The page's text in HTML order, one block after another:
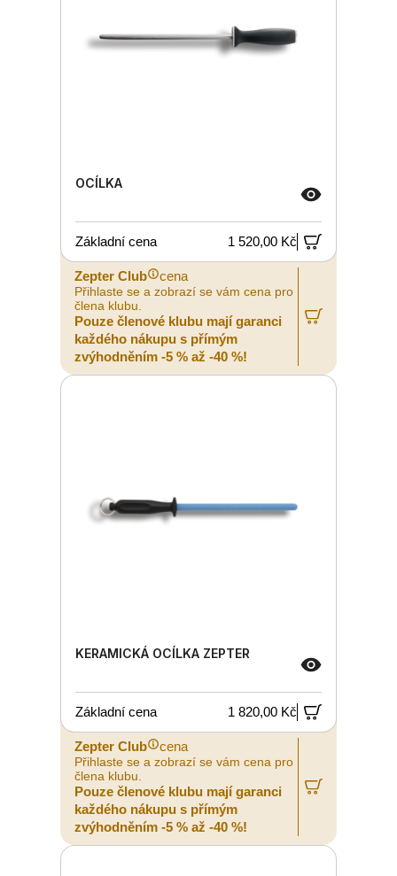
OCÍLKA
Základní cena 1 520,00 Kč
Zepter Club cena
Přihlaste se a zobrazí se vám cena pro
člena klubu.
Pouze členové klubu mají garanci
každého nákupu s přímým
zvýhodněním -5 % až -40 %!
KERAMICKÁ OCÍLKA ZEPTER
Základní cena 1 820,00 Kč
Zepter Club cena
Přihlaste se a zobrazí se vám cena pro
člena klubu.
Pouze členové klubu mají garanci
každého nákupu s přímým
zvýhodněním -5 % až -40 %!